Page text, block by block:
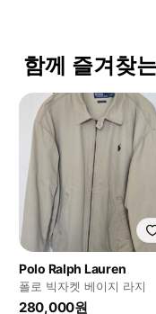
함께 즐겨찾
Polo Ralph Lauren
폴로 빅자켓 베이지 라지
280,000원